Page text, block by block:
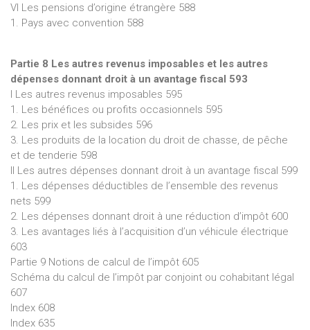
VI Les pensions d’origine étrangère 588
1. Pays avec convention 588
Partie 8 Les autres revenus imposables et les autres
dépenses donnant droit à un avantage fiscal 593
I Les autres revenus imposables 595
1. Les bénéfices ou profits occasionnels 595
2. Les prix et les subsides 596
3. Les produits de la location du droit de chasse, de pêche
et de tenderie 598
II Les autres dépenses donnant droit à un avantage fiscal 599
1. Les dépenses déductibles de l’ensemble des revenus
nets 599
2. Les dépenses donnant droit à une réduction d’impôt 600
3. Les avantages liés à l’acquisition d’un véhicule électrique
603
Partie 9 Notions de calcul de l’impôt 605
Schéma du calcul de l’impôt par conjoint ou cohabitant légal
607
Index 608
Index 635